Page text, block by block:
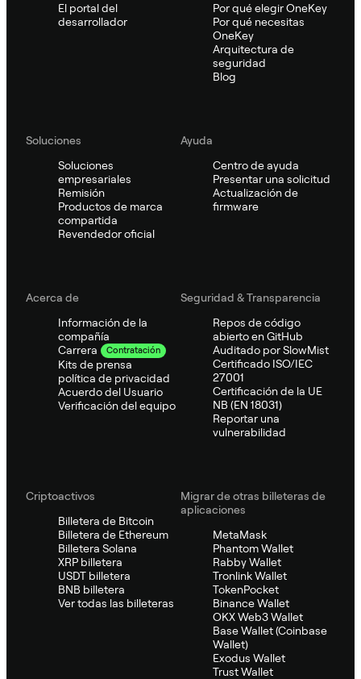
El portal del
desarrollador
Por qué elegir OneKey
Por qué necesitas
OneKey
Arquitectura de
seguridad
Blog
Soluciones
Soluciones
empresariales
Remisión
Productos de marca
compartida
Revendedor oficial
Ayuda
Centro de ayuda
Presentar una solicitud
Actualización de
firmware
Acerca de
Información de la
compañía
Carrera
Contratación
Kits de prensa
política de privacidad
Acuerdo del Usuario
Verificación del equipo
Seguridad & Transparencia
Repos de código
abierto en GitHub
Auditado por SlowMist
Certificado ISO/IEC
27001
Certificación de la UE
NB (EN 18031)
Reportar una
vulnerabilidad
Criptoactivos
Billetera de Bitcoin
Billetera de Ethereum
Billetera Solana
XRP billetera
USDT billetera
BNB billetera
Ver todas las billeteras
Migrar de otras billeteras de
aplicaciones
MetaMask
Phantom Wallet
Rabby Wallet
Tronlink Wallet
TokenPocket
Binance Wallet
OKX Web3 Wallet
Base Wallet (Coinbase
Wallet)
Exodus Wallet
Trust Wallet